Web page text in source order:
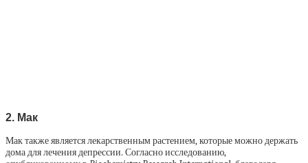
2. Мак
Мак также является лекарственным растением, которые можно держать
дома для лечения депрессии. Согласно исследованию,